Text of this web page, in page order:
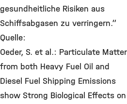
gesundheitliche Risiken aus
Schiffsabgasen zu verringern.“
Quelle:
Oeder, S. et al.: Particulate Matter
from both Heavy Fuel Oil and
Diesel Fuel Shipping Emissions
show Strong Biological Effects on